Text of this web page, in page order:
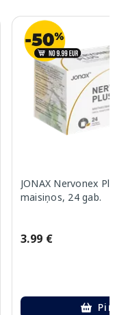
JONAX Nervonex
maisiņos, 24 gab.
3.99 €